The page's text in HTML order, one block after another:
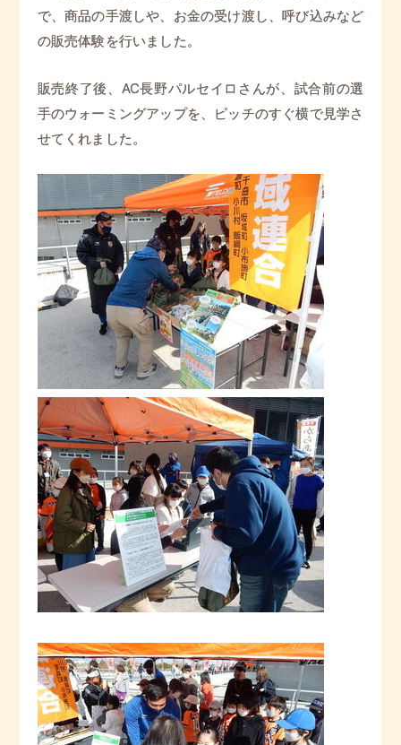
で、商品の手渡しや、お金の受け渡し、呼び込みなど
の販売体験を行いました。
販売終了後、AC長野パルセイロさんが、試合前の選
手のウォーミングアップを、ピッチのすぐ横で見学さ
せてくれました。